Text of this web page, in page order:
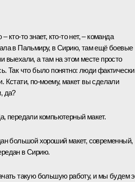
кто-то знает, кто-то нет, – команда
в Пальмиру, в Сирию, там ещё боевые
выехали, а там на этом месте просто
Так что было понятно: люди фактически
Кстати, по-моему, макет вы сделали
да?
передали компьютерный макет.
большой хороший макет, современный,
в Сирию.
такую большую работу, и мы будем